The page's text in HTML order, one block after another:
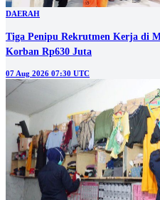
DAERAH
Tiga Penipu Rekrutmen Kerja di
Korban Rp630 Juta
07 Aug 2026 07:30 UTC